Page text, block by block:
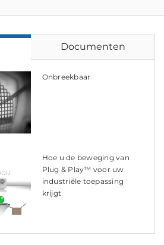
Documenten
Onbreekbaar
Hoe u de beweging van
Plug & Play™ voor uw
industriële toepassing
krijgt